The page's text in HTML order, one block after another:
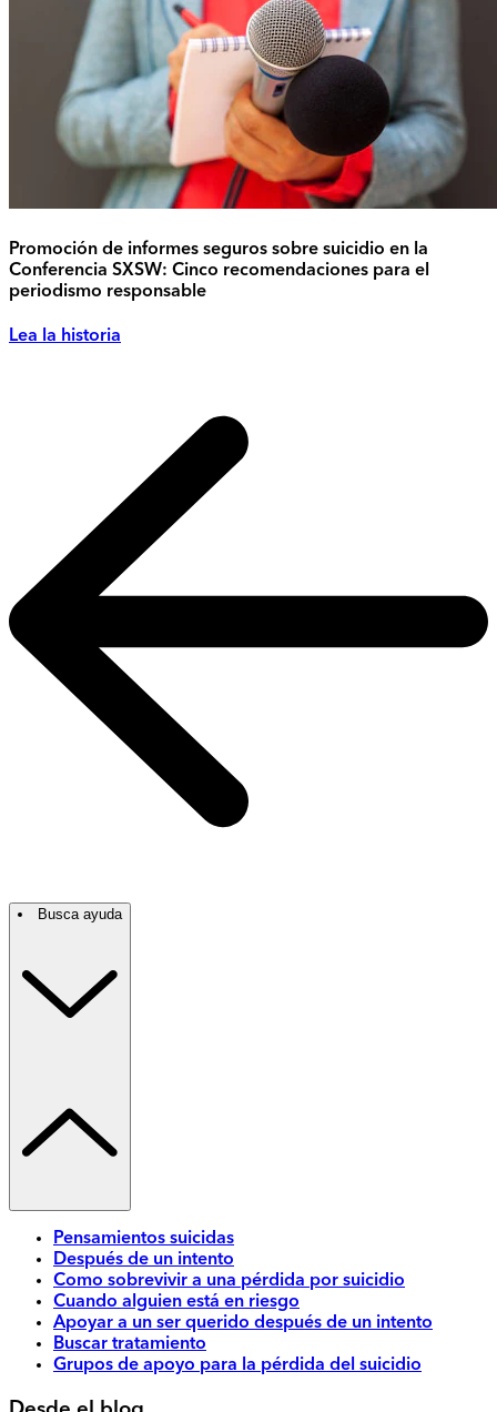
Promoción de informes seguros sobre suicidio en la
Conferencia SXSW: Cinco recomendaciones para el
periodismo responsable
Lea la historia
Busca ayuda
Pensamientos suicidas
Después de un intento
Como sobrevivir a una pérdida por suicidio
Cuando alguien está en riesgo
Apoyar a un ser querido después de un intento
Buscar tratamiento
Grupos de apoyo para la pérdida del suicidio